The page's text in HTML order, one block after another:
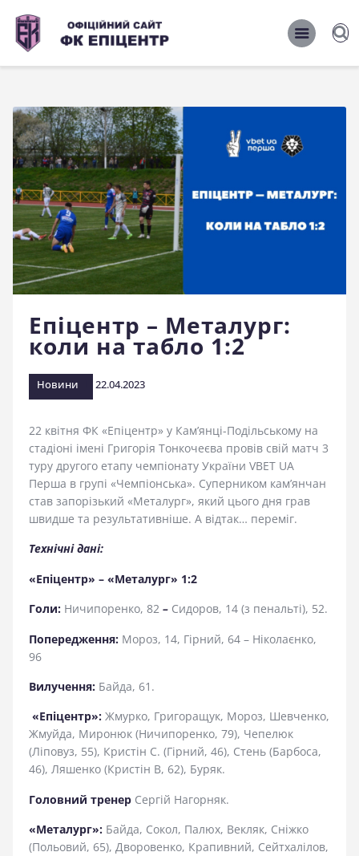
ОФІЦІЙНИЙ САЙТ ФК ЕПІЦЕНТР
ОФІЦІЙНИЙ САЙТ ФК ЕПІЦЕНТР
Головна
Новини
Команда
Матчі 2026/2027
Фото
Історія
Клуб
Фан-шоп
Правила поведінки на
стадіоні
Епіцентр – Металург:
коли на табло 1:2
Новини 22.04.2023
22 квітня ФК «Епіцентр» у Кам’янці-Подільському на
стадіоні імені Григорія Тонкочеєва провів свій матч 3
туру другого етапу чемпіонату України VBET UA
Перша в групі «Чемпіонська». Суперником кам’янчан
став запорізький «Металург», який цього дня грав
швидше та результативніше. А відтак… переміг.
Технічні дані:
«Епіцентр» – «Металург» 1:2
Голи: Ничипоренко, 82 – Сидоров, 14 (з пенальті), 52.
Попередження: Мороз, 14, Гірний, 64 – Ніколаєнко,
96
Вилучення: Байда, 61.
«Епіцентр»: Жмурко, Григоращук, Мороз, Шевченко,
Жмуйда, Миронюк (Ничипоренко, 79), Чепелюк
(Ліповуз, 55), Кристін С. (Гірний, 46), Стень (Барбоса,
46), Ляшенко (Кристін В, 62), Буряк.
Головний тренер Сергій Нагорняк.
«Металург»: Байда, Сокол, Палюх, Векляк, Сніжко
(Польовий, 65), Дворовенко, Крапивний, Сейтхалілов,